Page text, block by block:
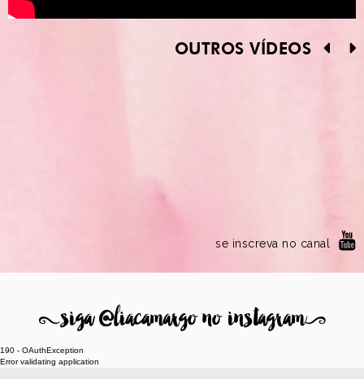
OUTROS VÍDEOS
se inscreva no canal
8siga @liacamargo no instagram9
190 - OAuthException
Error validating application